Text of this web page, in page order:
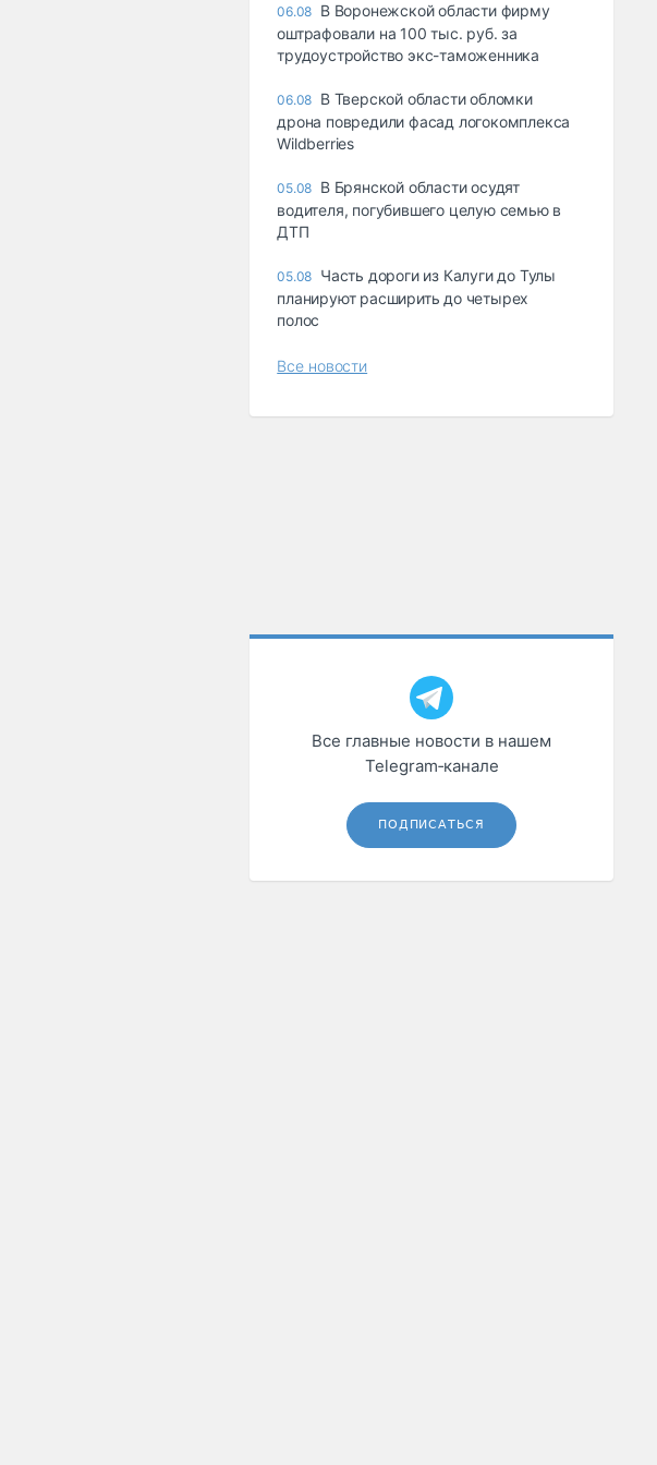
06.08 В Воронежской области фирму
оштрафовали на 100 тыс. руб. за
трудоустройство экс-таможенника
06.08 В Тверской области обломки
дрона повредили фасад логокомплекса
Wildberries
05.08 В Брянской области осудят
водителя, погубившего целую семью в
ДТП
05.08 Часть дороги из Калуги до Тулы
планируют расширить до четырех
полос
Все новости
Все главные новости в нашем
Telegram‑канале
ПОДПИСАТЬСЯ